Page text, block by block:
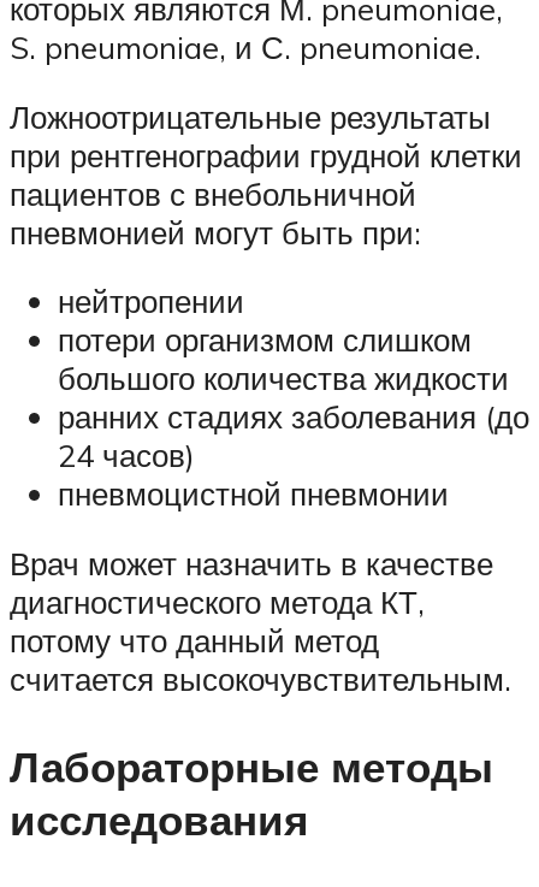
которых являются М. pneumoniae,
S. pneumoniae, и С. pneumoniae.
Ложноотрицательные результаты
при рентгенографии грудной клетки
пациентов с внебольничной
пневмонией могут быть при:
нейтропении
потери организмом слишком
большого количества жидкости
ранних стадиях заболевания (до
24 часов)
пневмоцистной пневмонии
Врач может назначить в качестве
диагностического метода КТ,
потому что данный метод
считается высокочувствительным.
Лабораторные методы
исследования